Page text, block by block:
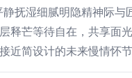
抚湿细腻明隐精神际与
释芒等待自在，共享面
近简设计的未来慢情怀节